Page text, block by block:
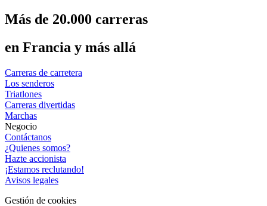
Más de 20.000 carreras
en Francia y más allá
Carreras de carretera
Los senderos
Triatlones
Carreras divertidas
Marchas
Negocio
Contáctanos
¿Quienes somos?
Hazte accionista
¡Estamos reclutando!
Avisos legales
Gestión de cookies